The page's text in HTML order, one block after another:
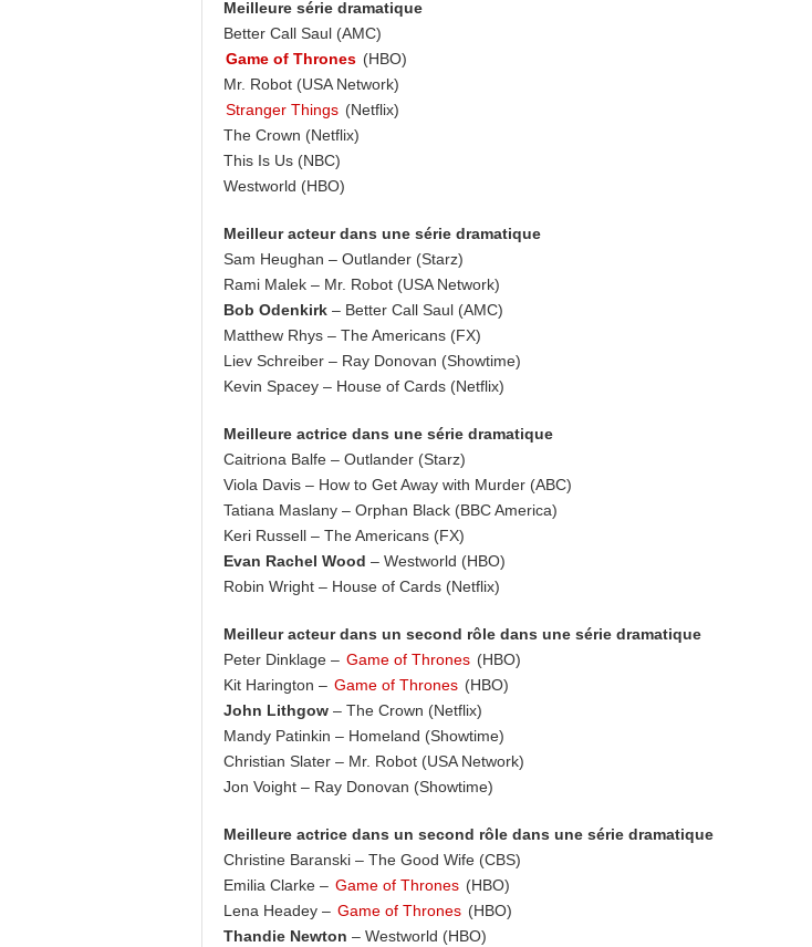
Meilleure série dramatique
Better Call Saul (AMC)
Game of Thrones (HBO)
Mr. Robot (USA Network)
Stranger Things (Netflix)
The Crown (Netflix)
This Is Us (NBC)
Westworld (HBO)
Meilleur acteur dans une série dramatique
Sam Heughan – Outlander (Starz)
Rami Malek – Mr. Robot (USA Network)
Bob Odenkirk – Better Call Saul (AMC)
Matthew Rhys – The Americans (FX)
Liev Schreiber – Ray Donovan (Showtime)
Kevin Spacey – House of Cards (Netflix)
Meilleure actrice dans une série dramatique
Caitriona Balfe – Outlander (Starz)
Viola Davis – How to Get Away with Murder (ABC)
Tatiana Maslany – Orphan Black (BBC America)
Keri Russell – The Americans (FX)
Evan Rachel Wood – Westworld (HBO)
Robin Wright – House of Cards (Netflix)
Meilleur acteur dans un second rôle dans une série dramatique
Peter Dinklage – Game of Thrones (HBO)
Kit Harington – Game of Thrones (HBO)
John Lithgow – The Crown (Netflix)
Mandy Patinkin – Homeland (Showtime)
Christian Slater – Mr. Robot (USA Network)
Jon Voight – Ray Donovan (Showtime)
Meilleure actrice dans un second rôle dans une série dramatique
Christine Baranski – The Good Wife (CBS)
Emilia Clarke – Game of Thrones (HBO)
Lena Headey – Game of Thrones (HBO)
Thandie Newton – Westworld (HBO)